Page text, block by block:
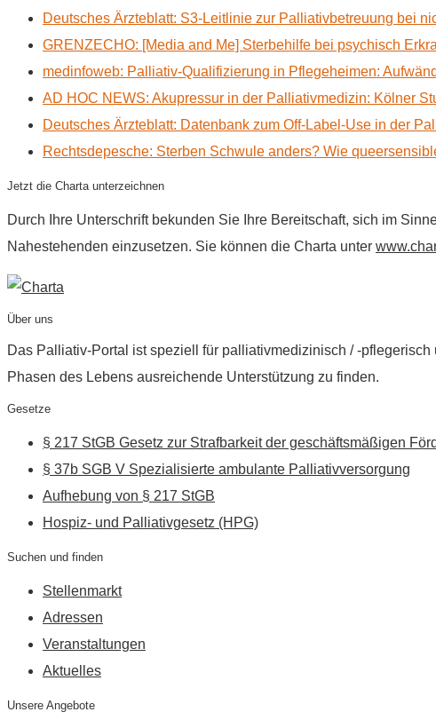
Deutsches Ärzteblatt: S3-Leitlinie zur Palliativbetreuung bei
GRENZECHO: [Media and Me] Sterbehilfe bei psychisch
medinfoweb: Palliativ-Qualifizierung in Pflegeheimen:
AD HOC NEWS: Akupressur in der Palliativmedizin: Kölner
Deutsches Ärzteblatt: Datenbank zum Off-Label-Use in der
Rechtsdepesche: Sterben Schwule anders? Wie
Jetzt die Charta unterzeichnen
Durch Ihre Unterschrift bekunden Sie Ihre Bereitschaft, sich im
Nahestehenden einzusetzen. Sie können die Charta unter
Über uns
Das Palliativ-Portal ist speziell für palliativmedizinisch / -
Phasen des Lebens ausreichende Unterstützung zu finden.
Gesetze
§ 217 StGB Gesetz zur Strafbarkeit der geschäftsmäßigen
§ 37b SGB V Spezialisierte ambulante Palliativversorgung
Aufhebung von § 217 StGB
Hospiz- und Palliativgesetz (HPG)
Suchen und finden
Stellenmarkt
Adressen
Veranstaltungen
Aktuelles
Unsere Angebote